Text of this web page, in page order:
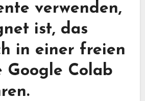
verwenden,
ist, das
in einer freien
Google Colab